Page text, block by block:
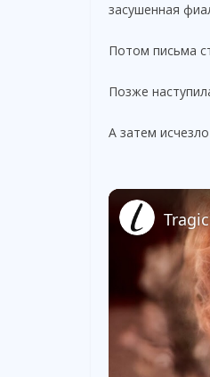
засушенная
Потом письма
Позже
А затем